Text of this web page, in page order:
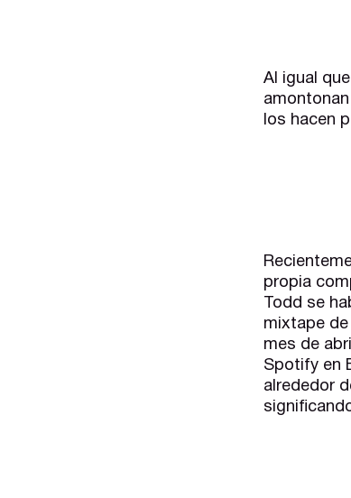
Al igual
los hacen
propia
Todd se
mixtape de
mes de
Spotify en
alrededor